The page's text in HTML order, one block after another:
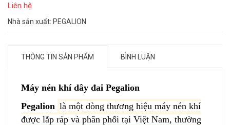
Liên hệ
Nhà sản xuất: PEGALION
THÔNG TIN SẢN PHẨM BÌNH LUẬN
Máy nén khí dây đai Pegalion
Pegalion là một dòng thương hiệu máy nén khí
được lắp ráp và phân phối tại Việt Nam, thường